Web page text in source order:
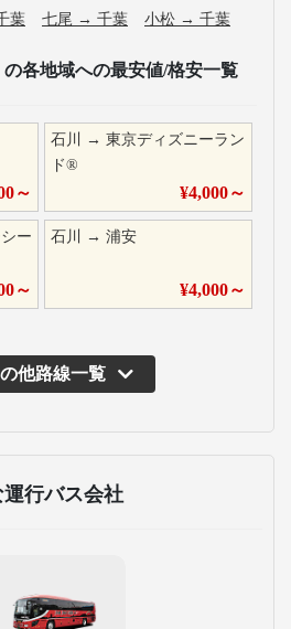
葉 七尾 → 千葉 小松 → 千葉
の各地域への最安値/格安一覧
～
石川 →東京ディズニーラン
ド®
¥4,000～
ー
～
石川 →浦安
¥4,000～
他路線一覧
運行バス会社